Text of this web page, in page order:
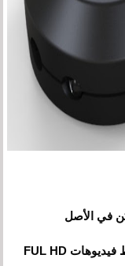
في الأصل
كاميرة احترافية قادرة على التقاط فيديوهات FUL HD